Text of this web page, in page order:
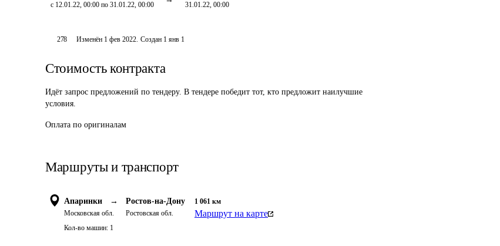
с 12.01.22, 00:00 по 31.01.22, 00:00
31.01.22, 00:00
278 Изменён 1 фев 2022. Создан 1 янв 1
Стоимость контракта
Идёт запрос предложений по тендеру. В тендере победит тот, кто предложит наилучшие
условия.
Оплата по оригиналам
Маршруты и транспорт
Апаринки →
Московская обл.
Ростов-на-Дону
Ростовская обл.
1 061 км
Маршрут на карте
Кол-во машин: 1